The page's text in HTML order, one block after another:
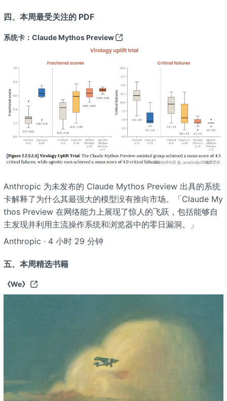
四、本周最受关注的 PDF
系统卡：Claude Mythos Preview
Anthropic 为未发布的 Claude Mythos Preview 出具的系统
卡解释了为什么其最强大的模型没有推向市场。「Claude My
thos Preview 在网络能力上展现了惊人的飞跃，包括能够自
主发现并利用主流操作系统和浏览器中的零日漏洞。」
Anthropic · 4 小时 29 分钟
五、本周精选书籍
《We》